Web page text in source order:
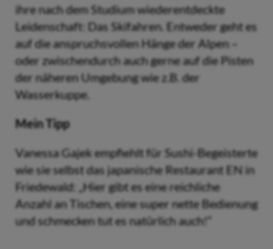
ihre nach dem Studium wiederentdeckte
Leidenschaft: Das Skifahren. Entweder geht es
auf die anspruchsvollen Hänge der Alpen –
oder zwischendurch auch gerne auf die Pisten
der näheren Umgebung wie z.B. der
Wasserkuppe.
Mein Tipp
Vanessa Gajek empfiehlt für Sushi-Begeisterte
wie sie selbst das japanische Restaurant EN in
Friedewald: „Hier gibt es eine reichliche
Anzahl an Tischen, eine super nette Bedienung
und schmecken tut es natürlich auch!“